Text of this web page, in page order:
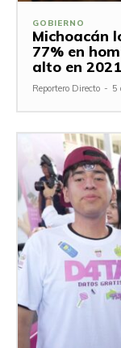
GOBIERNO
Michoacán
77% en
alto en 2021
Reportero Directo - 5